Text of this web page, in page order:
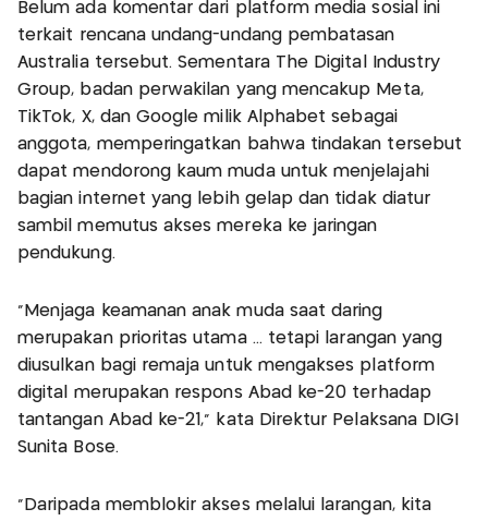
Belum ada komentar dari platform media sosial ini
terkait rencana undang-undang pembatasan
Australia tersebut. Sementara The Digital Industry
Group, badan perwakilan yang mencakup Meta,
TikTok, X, dan Google milik Alphabet sebagai
anggota, memperingatkan bahwa tindakan tersebut
dapat mendorong kaum muda untuk menjelajahi
bagian internet yang lebih gelap dan tidak diatur
sambil memutus akses mereka ke jaringan
pendukung.
"Menjaga keamanan anak muda saat daring
merupakan prioritas utama ... tetapi larangan yang
diusulkan bagi remaja untuk mengakses platform
digital merupakan respons Abad ke-20 terhadap
tantangan Abad ke-21," kata Direktur Pelaksana DIGI
Sunita Bose.
"Daripada memblokir akses melalui larangan, kita